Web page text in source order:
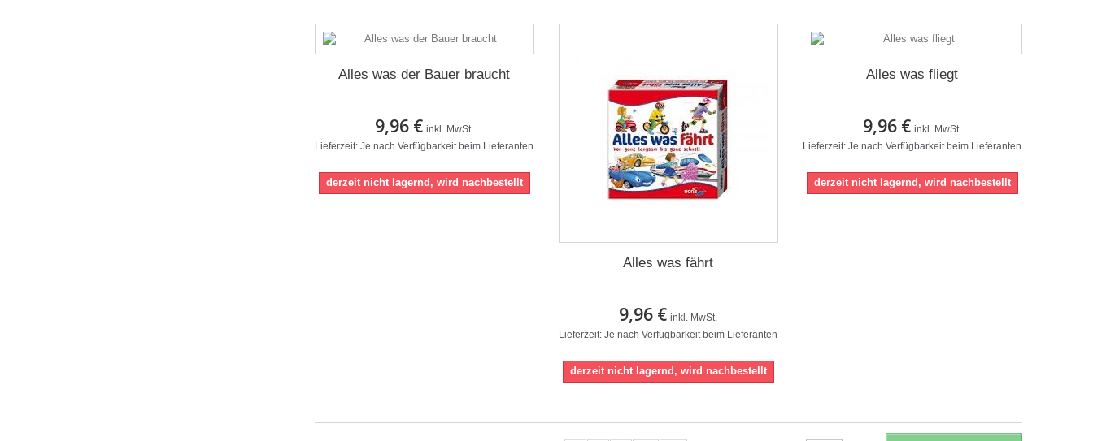
Alles was der Bauer braucht
9,96 € inkl. MwSt.
Lieferzeit: Je nach Verfügbarkeit beim Lieferanten
derzeit nicht lagernd, wird nachbestellt
Alles was fährt
9,96 € inkl. MwSt.
Lieferzeit: Je nach Verfügbarkeit beim Lieferanten
derzeit nicht lagernd, wird nachbestellt
Alles was fliegt
9,96 € inkl. MwSt.
Lieferzeit: Je nach Verfügbarkeit beim Lieferanten
derzeit nicht lagernd, wird nachbestellt